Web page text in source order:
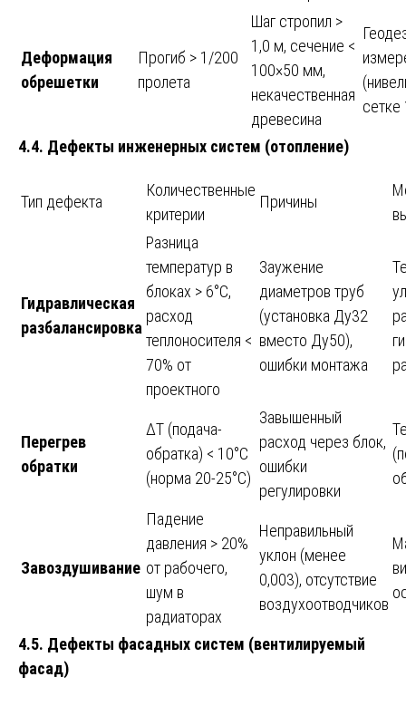
Деформация
обрешетки
Прогиб > 1/200
пролета
Шаг стропил >
1,0 м, сечение <
100×50 мм,
некачественная
древесина
4.4. Дефекты инженерных систем (отопление)
Тип дефекта
Количественные
критерии
Причины
Гидравлическая
разбалансировка
Разница
температур в
блоках > 6°C,
расход
теплоносителя <
70% от
проектного
Заужение
диаметров труб
(установка Ду32
вместо Ду50),
ошибки монтажа
Перегрев
обратки
ΔT (подача-
обратка) < 10°C
(норма 20-25°C)
Завышенный
расход через блок,
ошибки
регулировки
Завоздушивание
Падение
давления > 20%
от рабочего,
шум в
радиаторах
Неправильный
уклон (менее
0,003), отсутствие
воздухоотводчиков
4.5. Дефекты фасадных систем (вентилируемый
фасад)